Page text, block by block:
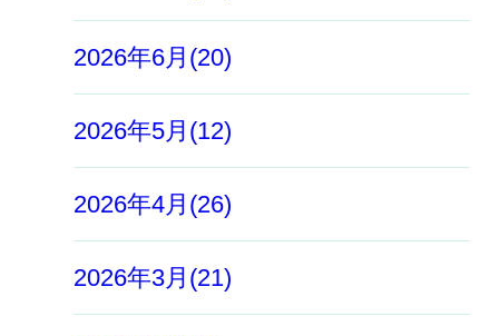
2026年6月(20)
2026年5月(12)
2026年4月(26)
2026年3月(21)